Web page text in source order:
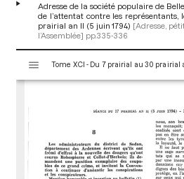
Adresse de la société populaire de
de l’attentat contre les représentants,
prairial an II (5 juin 1794) [Adresse,
l’Assemblée] pp.335-336
s